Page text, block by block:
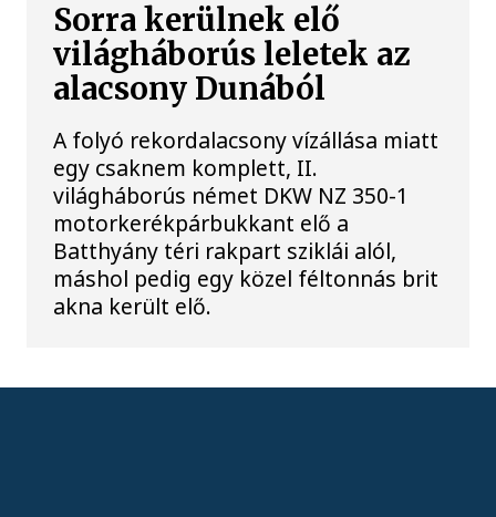
Sorra kerülnek elő
világháborús leletek az
alacsony Dunából
A folyó rekordalacsony vízállása miatt
egy csaknem komplett, II.
világháborús német DKW NZ 350-1
motorkerékpárbukkant elő a
Batthyány téri rakpart sziklái alól,
máshol pedig egy közel féltonnás brit
akna került elő.